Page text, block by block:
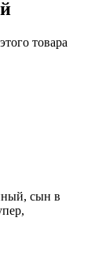
товара
сын в